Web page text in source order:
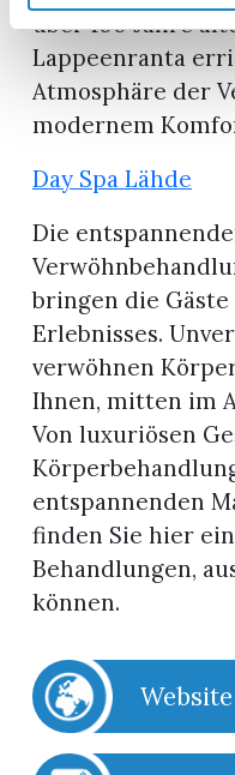
über 100 Jahre
Lappeenranta
Atmosphäre der
modernem
Day Spa Lähde
Die
bringen die Gäste
Erlebnisses.
verwöhnen
Ihnen, mitten im
Von luxuriösen
entspannenden
finden Sie hier
Behandlungen,
können.
Website